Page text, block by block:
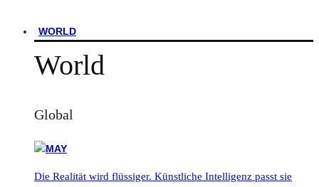
WORLD
World
Global
Die Realität wird flüssiger. Künstliche Intelligenz passt sie